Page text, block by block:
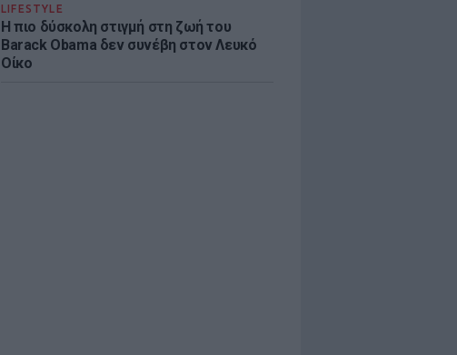
LIFESTYLE
Η πιο δύσκολη στιγμή στη ζωή του
Barack Obama δεν συνέβη στον Λευκό
Οίκο